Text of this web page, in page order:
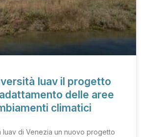
Iuav il progetto
delle aree
climatici
Iuav di Venezia un nuovo progetto